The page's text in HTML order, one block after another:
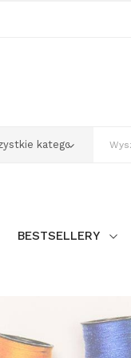
BESTSELLERY